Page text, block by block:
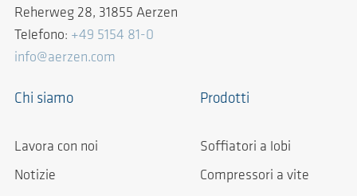
Reherweg 28, 31855 Aerzen
Telefono: +49 5154 81-0
info@aerzen.com
Chi siamo
Lavora con noi
Notizie
Prodotti
Soffiatori a lobi
Compressori a vite